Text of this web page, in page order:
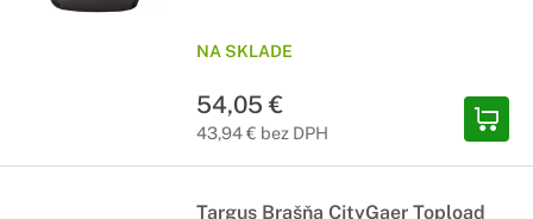
NA SKLADE
54,05 €
43,94 € bez DPH
Targus Brašňa CityGaer Topload